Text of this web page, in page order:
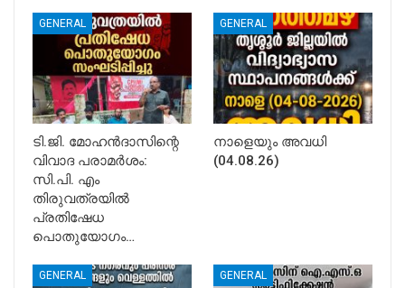
GENERAL
ടി.ജി. മോഹൻദാസിന്റെ
വിവാദ പരാമർശം:
സി.പി. എം
തിരുവത്രയിൽ
പ്രതിഷേധ
പൊതുയോഗം…
GENERAL
നാളെയും അവധി
(04.08.26)
GENERAL GENERAL